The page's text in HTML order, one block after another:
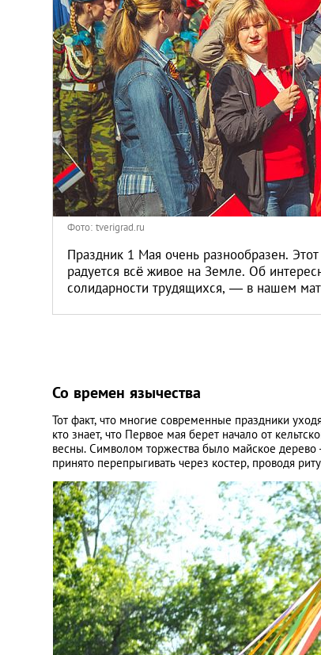
Лос-Анджелес
Москва
Париж
Паттайя
Пхукет
Санкт-Петербург
Фото: tverigrad.ru
Праздник 1 Мая очень разнообразен.
радуется всё живое на Земле. Об
солидарности трудящихся, — в нашем
Со времен язычества
Тот факт, что многие современные праздники
кто знает, что Первое мая берет начало от
весны. Символом торжества было майское дерево
принято перепрыгивать через костер, проводя